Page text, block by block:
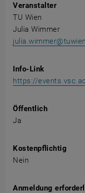
Veranstalter
TU Wien
Julia Wimmer
Info-Link
https://
Öffentlich
Ja
Kostenpflichtig
Nein
Anmeldung